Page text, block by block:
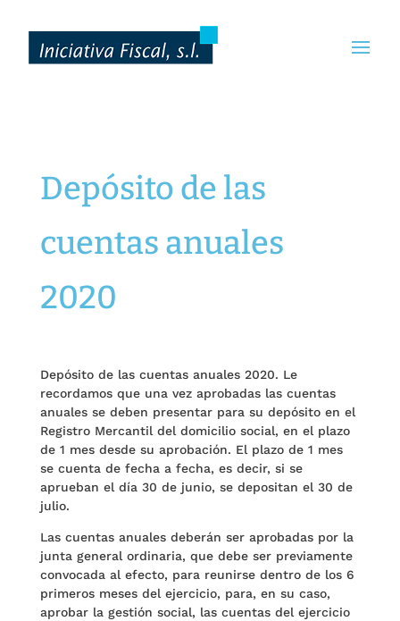
Depósito de las
cuentas anuales
2020
Depósito de las cuentas anuales 2020. Le
recordamos que una vez aprobadas las cuentas
anuales se deben presentar para su depósito en el
Registro Mercantil del domicilio social, en el plazo
de 1 mes desde su aprobación. El plazo de 1 mes
se cuenta de fecha a fecha, es decir, si se
aprueban el día 30 de junio, se depositan el 30 de
julio.
Las cuentas anuales deberán ser aprobadas por la
junta general ordinaria, que debe ser previamente
convocada al efecto, para reunirse dentro de los 6
primeros meses del ejercicio, para, en su caso,
aprobar la gestión social, las cuentas del ejercicio